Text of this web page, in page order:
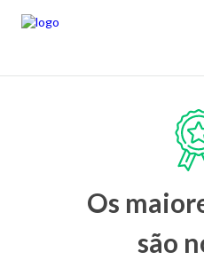
Os
são